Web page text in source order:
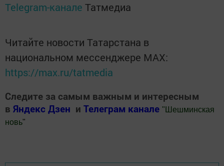
Telegram-канале Татмедиа
Читайте новости Татарстана в
национальном мессенджере MАХ:
https://max.ru/tatmedia
Следите за самым важным и интересным
в Яндекс Дзен и Телеграм канале " Шешминская
новь"